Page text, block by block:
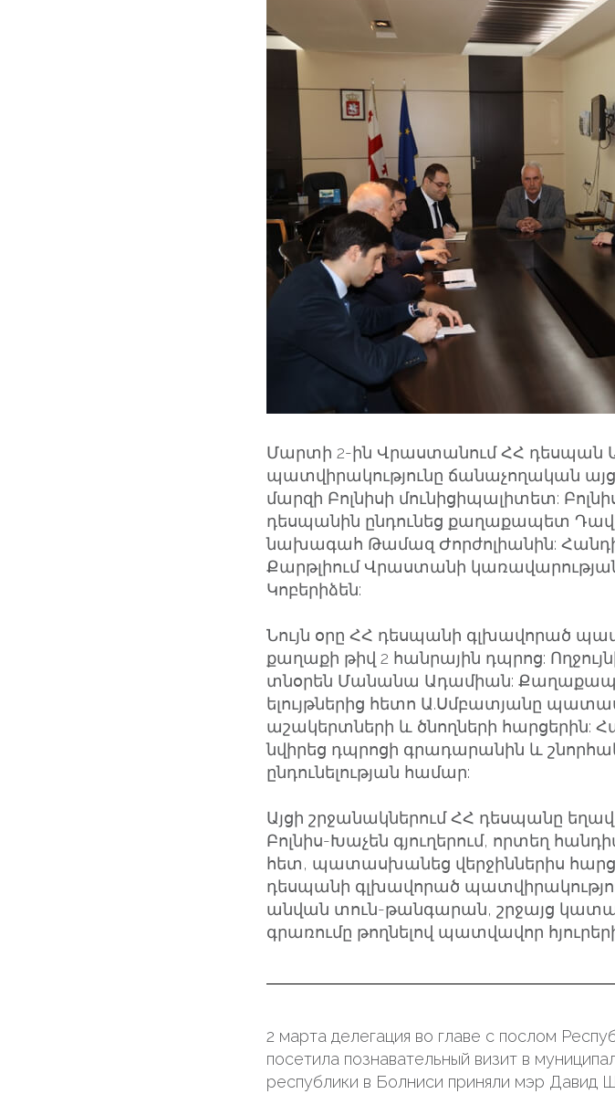
Մարտի 2-ին Վրաստանում ՀՀ դեսպան
պատվիրակությունը ճանաչողական
մարզի Բոլնիսի մունիցիպալիտետ:
դեսպանին ընդունեց քաղաքապետ
նախագահ Թամազ Ժորժոլիանին:
Քարթլիում Վրաստանի
Կոբերիձեն:
Նույն օրը ՀՀ դեսպանի գլխավորած
քաղաքի թիվ 2 հանրային դպրոց:
տնօրեն Մանանա Ադամիան:
ելույթներից հետո Ա.Սմբատյանը
աշակերտների և ծնողների
նվիրեց դպրոցի գրադարանին և
ընդունելության համար:
Այցի շրջանակներում ՀՀ դեսպանը
Բոլնիս-Խաչեն գյուղերում, որտեղ
հետ, պատասխանեց վերջիններիս
դեսպանի գլխավորած
անվան տուն-թանգարան, շրջայց
գրառումը թողնելով պատվավոր
2 марта делегация во главе с послом
посетила познавательный визит в
республики в Болниси приняли мэр Давид